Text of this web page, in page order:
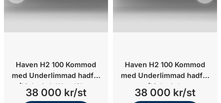
Haven H2 100 Kommod
med Underlimmad hadfat
(Light Ash Wood/Jura
Select Ivory/Underlimmat
38 000 kr/st
Haven H2 100 Kommod
med Underlimmad hadfat
(Light Ash
Wood/Norrvange Light
38 000 kr/st